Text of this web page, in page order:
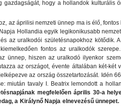
gazdagságát, hogy a hollandok kulturális
az áprilisi nemzeti ünnep ma is élő,
Hollandia egyik legikonikusabb
az uralkodói születésnapokhoz kötődik.
fontos az uralkodók
ünnep, hiszen az uralkodó ilyenkor
az országot, évente általában két-két
az ország összetartozását. Idén
miután tavaly I. Beatrix lemondott a
megfelelően április 30-a
a Királynő Napja elnevezésű ünnepet.